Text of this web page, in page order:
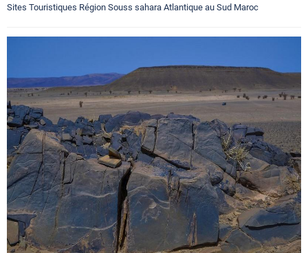
Sites Touristiques Région Souss sahara Atlantique au Sud Maroc